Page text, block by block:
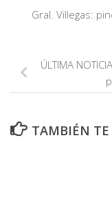
Gral. Villegas:
ÚLTIMA
TAMBIÉN TE